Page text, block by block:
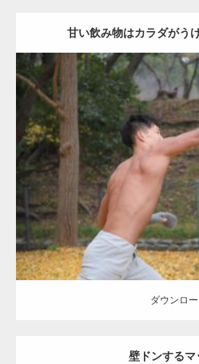
甘い飲み物はカラダがう
Update:
Category: 公園のマッチョ その他
ダウンロード
ダウンロ
壁ドンするマ